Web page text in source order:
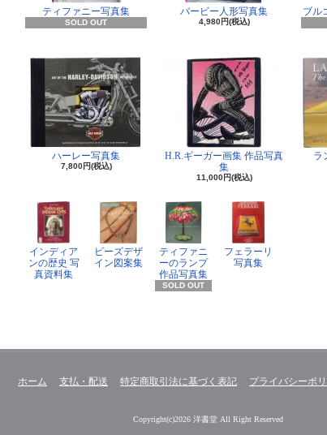
ティファニー写真集
SOLD OUT
バービー人形写真集
4,980円(税込)
ブル
ハーレー写真集
7,800円(税込)
H.R.ギーガー画集 作品写真
集
11,000円(税込)
ラ
インディア
ンの歴史 写
真資料集
ビーズデザ
イン図案集
ティファニ
ーのランプ
作品写真集
SOLD OUT
フェラーリ
写真集
ホーム 支払・配送 特定商取引法に基づく表記 プライバシーポ
Copyright(c)2026 洋書堂 All Right Reserved